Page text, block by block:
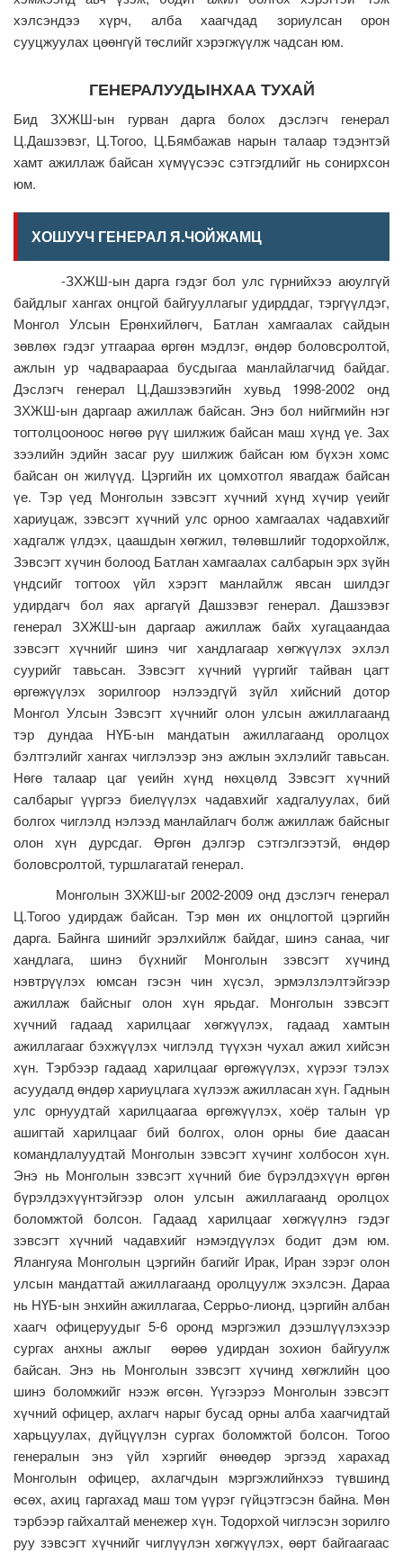
хэлсэндээ хүрч, алба хаагчдад зориулсан орон
сууцжуулах цөөнгүй төслийг хэрэгжүүлж чадсан юм.
ГЕНЕРАЛУУДЫНХАА ТУХАЙ
Бид ЗХЖШ-ын гурван дарга болох дэслэгч генерал
Ц.Дашзэвэг, Ц.Тогоо, Ц.Бямбажав нарын талаар тэдэнтэй
хамт ажиллаж байсан хүмүүсээс сэтгэгдлийг нь сонирхсон
юм.
ХОШУУЧ ГЕНЕРАЛ Я.ЧОЙЖАМЦ
-ЗХЖШ-ын дарга гэдэг бол улс гүрнийхээ аюулгүй
байдлыг хангах онцгой байгууллагыг удирддаг, тэргүүлдэг,
Монгол Улсын Ерөнхийлөгч, Батлан хамгаалах сайдын
зөвлөх гэдэг утгаараа өргөн мэдлэг, өндөр боловсролтой,
ажлын ур чадвараараа бусдыгаа манлайлагчид байдаг.
Дэслэгч генерал Ц.Дашзэвэгийн хувьд 1998-2002 онд
ЗХЖШ-ын даргаар ажиллаж байсан. Энэ бол нийгмийн нэг
тогтолцооноос нөгөө рүү шилжиж байсан маш хүнд үе. Зах
зээлийн эдийн засаг руу шилжиж байсан юм бүхэн хомс
байсан он жилүүд. Цэргийн их цомхотгол явагдаж байсан
үе. Тэр үед Монголын зэвсэгт хүчний хүнд хүчир үеийг
хариуцаж, зэвсэгт хүчний улс орноо хамгаалах чадавхийг
хадгалж үлдэх, цаашдын хөгжил, төлөвшлийг тодорхойлж,
Зэвсэгт хүчин болоод Батлан хамгаалах салбарын эрх зүйн
үндсийг тогтоох үйл хэрэгт манлайлж явсан шилдэг
удирдагч бол яах аргагүй Дашзэвэг генерал. Дашзэвэг
генерал ЗХЖШ-ын даргаар ажиллаж байх хугацаандаа
зэвсэгт хүчнийг шинэ чиг хандлагаар хөгжүүлэх эхлэл
суурийг тавьсан. Зэвсэгт хүчний үүргийг тайван цагт
өргөжүүлэх зорилгоор нэлээдгүй зүйл хийсний дотор
Монгол Улсын Зэвсэгт хүчнийг олон улсын ажиллагаанд
тэр дундаа НҮБ-ын мандатын ажиллагаанд оролцох
бэлтгэлийг хангах чиглэлээр энэ ажлын эхлэлийг тавьсан.
Нөгө талаар цаг үеийн хүнд нөхцөлд Зэвсэгт хүчний
салбарыг үүргээ биелүүлэх чадавхийг хадгалуулах, бий
болгох чиглэлд нэлээд манлайлагч болж ажиллаж байсныг
олон хүн дурсдаг. Өргөн дэлгэр сэтгэлгээтэй, өндөр
боловсролтой, туршлагатай генерал.
Монголын ЗХЖШ-ыг 2002-2009 онд дэслэгч генерал
Ц.Тогоо удирдаж байсан. Тэр мөн их онцлогтой цэргийн
дарга. Байнга шинийг эрэлхийлж байдаг, шинэ санаа, чиг
хандлага, шинэ бүхнийг Монголын зэвсэгт хүчинд
нэвтрүүлэх юмсан гэсэн чин хүсэл, эрмэлзлэлтэйгээр
ажиллаж байсныг олон хүн ярьдаг. Монголын зэвсэгт
хүчний гадаад харилцааг хөгжүүлэх, гадаад хамтын
ажиллагааг бэхжүүлэх чиглэлд түүхэн чухал ажил хийсэн
хүн. Тэрбээр гадаад харилцааг өргөжүүлэх, хүрээг тэлэх
асуудалд өндөр хариуцлага хүлээж ажилласан хүн. Гаднын
улс орнуудтай харилцаагаа өргөжүүлэх, хоёр талын үр
ашигтай харилцааг бий болгох, олон орны бие даасан
командлалуудтай Монголын зэвсэгт хүчинг холбосон хүн.
Энэ нь Монголын зэвсэгт хүчний бие бүрэлдэхүүн өргөн
бүрэлдэхүүнтэйгээр олон улсын ажиллагаанд оролцох
боломжтой болсон. Гадаад харилцааг хөгжүүлнэ гэдэг
зэвсэгт хүчний чадавхийг нэмэгдүүлэх бодит дэм юм.
Ялангуяа Монголын цэргийн багийг Ирак, Иран зэрэг олон
улсын мандаттай ажиллагаанд оролцуулж эхэлсэн. Дараа
нь НҮБ-ын энхийн ажиллагаа, Серрьо-лионд, цэргийн албан
хаагч офицеруудыг 5-6 оронд мэргэжил дээшлүүлэхээр
сургах анхны ажлыг өөрөө удирдан зохион байгуулж
байсан. Энэ нь Монголын зэвсэгт хүчинд хөгжлийн цоо
шинэ боломжийг нээж өгсөн. Үүгээрээ Монголын зэвсэгт
хүчний офицер, ахлагч нарыг бусад орны алба хаагчидтай
харьцуулах, дүйцүүлэн сургах боломжтой болсон. Тогоо
генералын энэ үйл хэргийг өнөөдөр эргээд харахад
Монголын офицер, ахлагчдын мэргэжлийнхээ түвшинд
өсөх, ахиц гаргахад маш том үүрэг гүйцэтгэсэн байна. Мөн
тэрбээр гайхалтай менежер хүн. Тодорхой чиглэсэн зорилго
руу зэвсэгт хүчнийг чиглүүлэн хөгжүүлэх, өөрт байгаагаас